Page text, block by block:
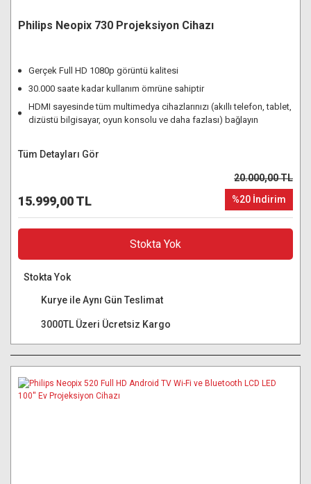
Philips Neopix 730 Projeksiyon Cihazı
Gerçek Full HD 1080p görüntü kalitesi
30.000 saate kadar kullanım ömrüne sahiptir
HDMI sayesinde tüm multimedya cihazlarınızı (akıllı telefon, tablet,
dizüstü bilgisayar, oyun konsolu ve daha fazlası) bağlayın
Tüm Detayları Gör
15.999,00 TL
20.000,00 TL
%20 İndirim
Stokta Yok
Stokta Yok
Kurye ile Aynı Gün Teslimat
3000TL Üzeri Ücretsiz Kargo